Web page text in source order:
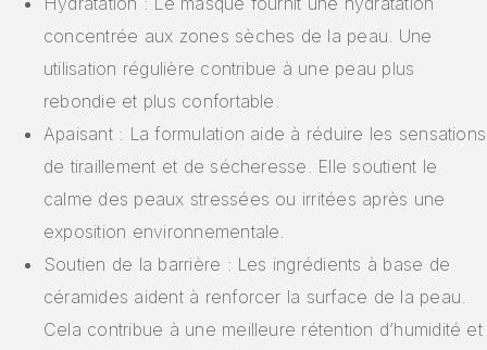
concentrée aux zones sèches de la peau. Une
utilisation régulière contribue à une peau plus
rebondie et plus confortable.
Apaisant : La formulation aide à réduire les sensations
de tiraillement et de sécheresse. Elle soutient le
calme des peaux stressées ou irritées après une
exposition environnementale.
Soutien de la barrière : Les ingrédients à base de
céramides aident à renforcer la surface de la peau.
Cela contribue à une meilleure rétention d’humidité et